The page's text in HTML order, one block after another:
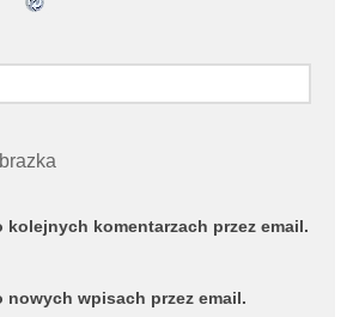
kolejnych komentarzach przez email.
nowych wpisach przez email.